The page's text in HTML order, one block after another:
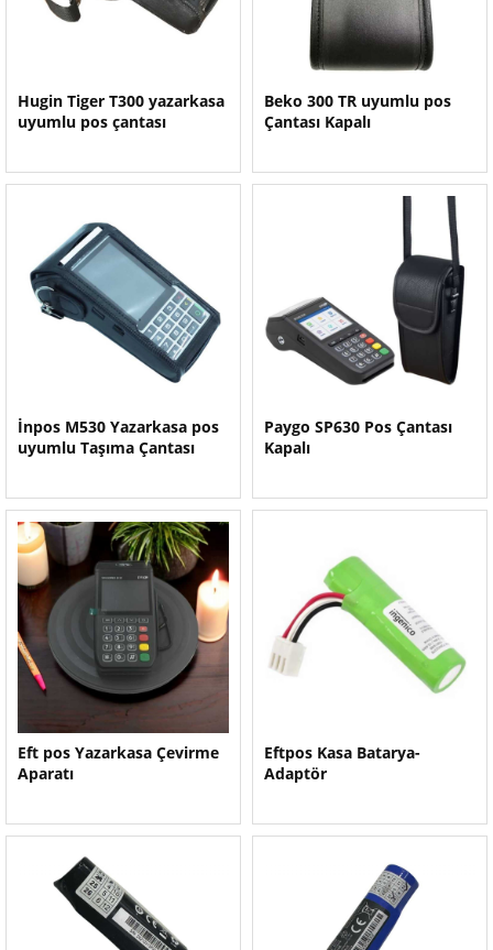
Hugin Tiger T300 yazarkasa
uyumlu pos çantası
Beko 300 TR uyumlu pos
Çantası Kapalı
İnpos M530 Yazarkasa pos
uyumlu Taşıma Çantası
Paygo SP630 Pos Çantası
Kapalı
Eft pos Yazarkasa Çevirme
Aparatı
Eftpos Kasa Batarya-
Adaptör